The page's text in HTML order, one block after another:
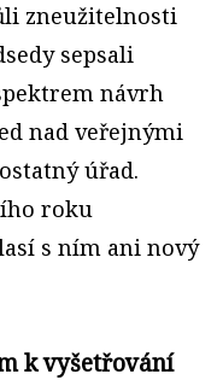
zneužitelnosti
sepsali
návrh
nad veřejnými
úřad.
roku
s ním ani nový
k vyšetřování